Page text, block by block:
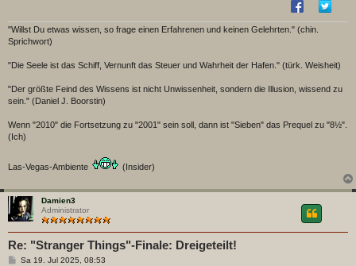
"Willst Du etwas wissen, so frage einen Erfahrenen und keinen Gelehrten." (chin.
Sprichwort)
"Die Seele ist das Schiff, Vernunft das Steuer und Wahrheit der Hafen." (türk. Weisheit)
"Der größte Feind des Wissens ist nicht Unwissenheit, sondern die Illusion, wissend zu
sein." (Daniel J. Boorstin)
Wenn "2010" die Fortsetzung zu "2001" sein soll, dann ist "Sieben" das Prequel zu "8½".
(Ich)
Las-Vegas-Ambiente (Insider)
Damien3
Administrator
Re: "Stranger Things"-Finale: Dreigeteilt!
BSa 19. Jul 2025, 08:53